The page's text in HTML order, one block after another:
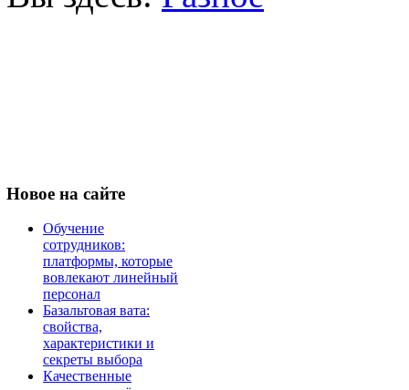
Новое на сайте
Обучение
сотрудников:
платформы, которые
вовлекают линейный
персонал
Базальтовая вата:
свойства,
характеристики и
секреты выбора
Качественные